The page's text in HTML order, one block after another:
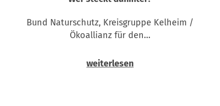
Bund Naturschutz, Kreisgruppe Kelheim /
Ökoallianz für den…
weiterlesen